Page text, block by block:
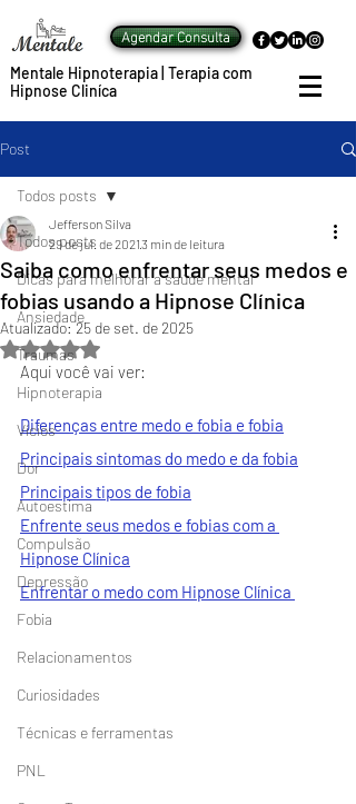
Agendar Consulta
Mentale Hipnoterapia | Terapia com
Hipnose Cliníca
Post
Todos posts
Dicas para melhorar a saúde mental
Ansiedade
Traumas
Hipnoterapia
Vícios
Dor
Autoestima
Compulsão
Depressão
Fobia
Relacionamentos
Curiosidades
Técnicas e ferramentas
PNL
Todos posts
Saiba como enfrentar seus medos e
fobias usando a Hipnose Clínica
Jefferson Silva
29 de jul. de 20213 min de leitura
Atualizado:25 de set. de 2025
Avaliado com NaN de 5 estrelas.
Aqui você vai ver:
Diferenças entre medo e fobia e fobia
Principais sintomas do medo e da fobia
Principais tipos de fobia
Enfrente seus medos e fobias com a
Hipnose Clínica
Enfrentar o medo com Hipnose Clínica